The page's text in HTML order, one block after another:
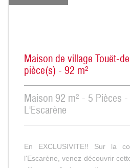
Maison de village Touët-
pièce(s) - 92 m²
Maison 92 m² - 5 Pièces -
L'Escarène
En EXCLUSIVITE!! Sur la
l'Escarène, venez découvrir